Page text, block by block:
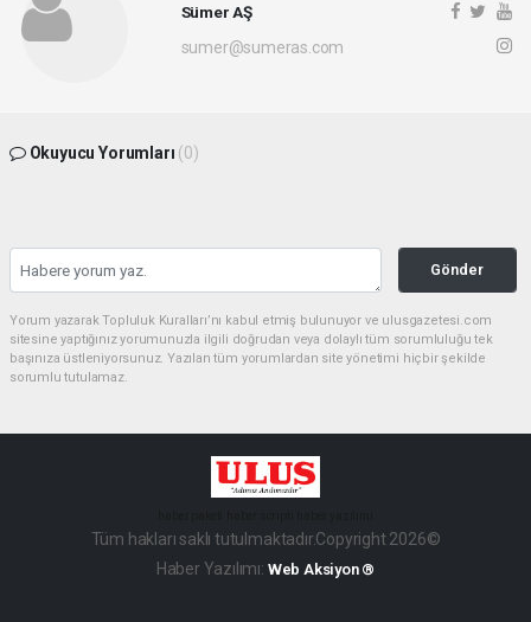
Sümer AŞ
sumer@sumeras.com
Okuyucu Yorumları (0)
Gönder
Yorum yazarak Topluluk Kuralları’nı kabul etmiş bulunuyor ve ulusgazetesi.com
sitesine yaptığınız yorumunuzla ilgili doğrudan veya dolaylı tüm sorumluluğu tek
başınıza üstleniyorsunuz. Yazılan tüm yorumlardan site yönetimi hiçbir şekilde
sorumlu tutulamaz.
Tüm hakları saklı tutulmaktadır.Copyright 2026©
Haber Yazılımı: Web Aksiyon ®